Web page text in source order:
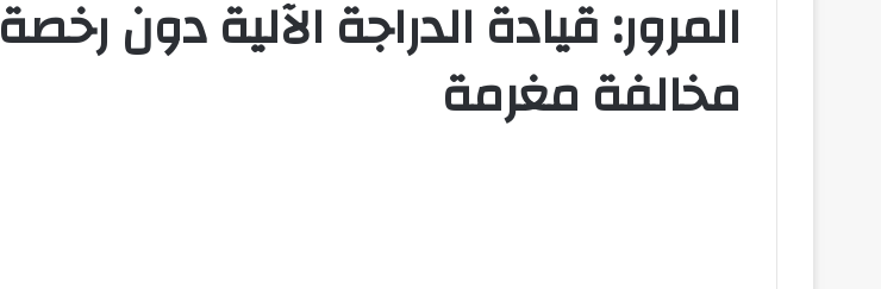
المرور: قيادة الدراجة الآلية دون رخصة
مخالفة مغرمة